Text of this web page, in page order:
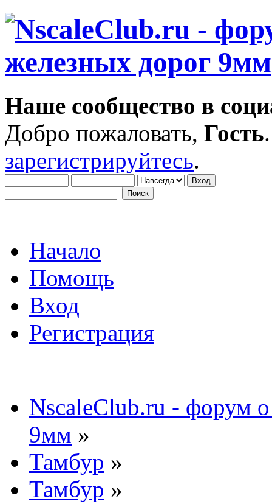
Наше сообщество в
Добро пожаловать, Гость
зарегистрируйтесь.
Начало
Помощь
Вход
Регистрация
NscaleClub.ru - форум
9мм »
Тамбур »
Тамбур »